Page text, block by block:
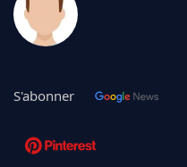
S'abonner